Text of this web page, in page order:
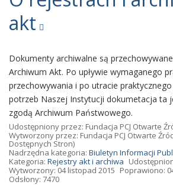
akt
Dokumenty archiwalne są
Archiwum Akt. Po upływie wymaganego
przechowywania i po utracie
potrzeb Naszej Instytucji dokumetacja ta
zgodą Archiwum Państwowego.
Udostępniony przez: Fundacja PCJ Otwarte
Wytworzony przez: Fundacja PCJ Otwarte
Dostępnych Stron)
Nadrzędna kategoria: Biuletyn Informacji
Kategoria: Rejestry akt i archiwa
Wytworzony: 04 listopad 2015 Poprawiono:
Odsłony: 7470